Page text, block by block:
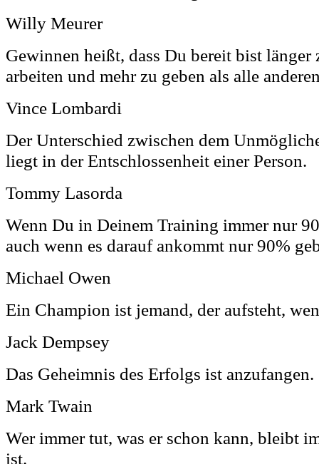
Willy Meurer
Gewinnen heißt, dass Du bereit bist länger
arbeiten und mehr zu geben als alle
Vince Lombardi
Der Unterschied zwischen dem
liegt in der Entschlossenheit einer Person.
Tommy Lasorda
Wenn Du in Deinem Training immer nur
auch wenn es darauf ankommt nur 90%
Michael Owen
Ein Champion ist jemand, der aufsteht,
Jack Dempsey
Das Geheimnis des Erfolgs ist anzufangen.
Mark Twain
Wer immer tut, was er schon kann, bleibt
ist.